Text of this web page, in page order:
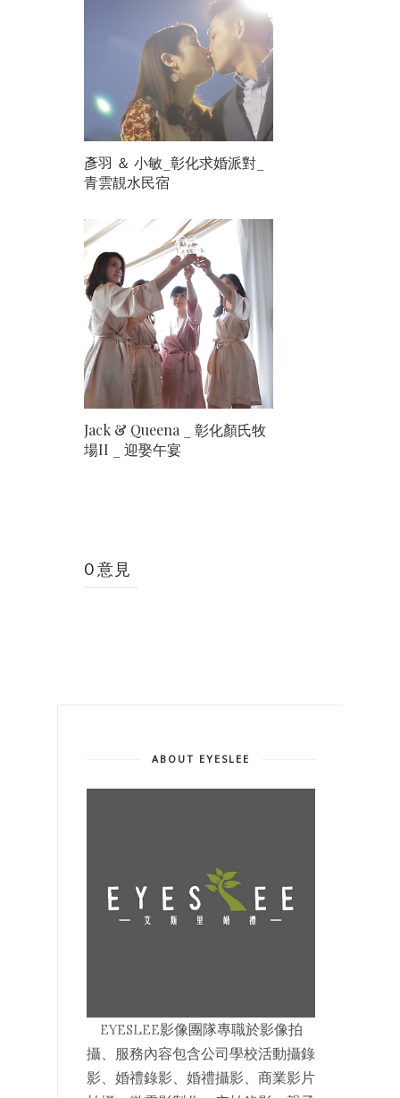
彥羽 ＆ 小敏_彰化求婚派對_
青雲靚水民宿
Jack & Queena _ 彰化顏氏牧
場II _ 迎娶午宴
0 意見
ABOUT EYESLEE
EYESLEE影像 團隊專職於影像拍
攝、服務內容包含公司學校活動攝錄
影、婚禮錄影、婚禮攝影、商業影片